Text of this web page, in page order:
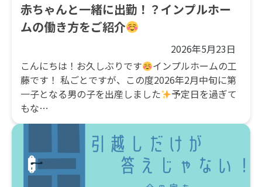
赤ちゃんと一緒に出勤！？インプルホー
ムの働き方をご紹介
2026年5月23日
こんにちは！お久しぶりです
インプルホームの工
藤です！ 私ごとですが、この度2026年2月中旬に第
一子となる男の子を出産しました
予定日を過ぎて
もな…